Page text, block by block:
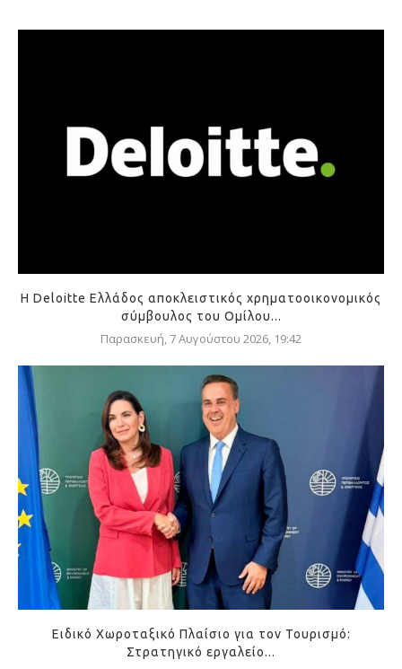
Η Deloitte Ελλάδος αποκλειστικός χρηματοοικονομικός
σύμβουλος του Ομίλου...
Παρασκευή, 7 Αυγούστου 2026, 19:42
Ειδικό Χωροταξικό Πλαίσιο για τον Τουρισμό:
Στρατηγικό εργαλείο...